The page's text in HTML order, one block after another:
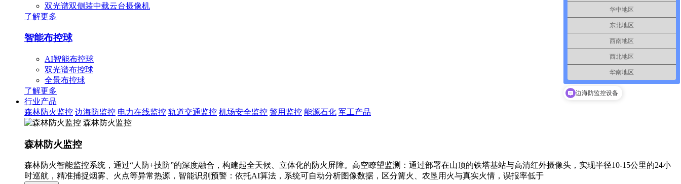
双光谱双侧装中载云台摄像机
了解更多
智能布控球
AI智能布控球
双光谱布控球
全景布控球
了解更多
行业产品
森林防火监控 边海防监控 电力在线监控 轨道交通监控 机场安全监控 警用监控 能源石化 军工产品
森林防火监控
森林防火监控
森林防火智能监控系统，通过“人防+技防”的深度融合，构建起全天候、立体化的防火屏障。高空瞭望监测：通过部署在山顶的铁塔基站与高清红外摄像头，实现半径10-15公里的24小
时巡航，精准捕捉烟雾、火点等异常热源，智能识别预警：依托AI算法，系统可自动分析图像数据，区分篝火、农垦用火与真实火情，误报率低于
华中地区
东北地区
西南地区
西北地区
华南地区
边海防监控设备